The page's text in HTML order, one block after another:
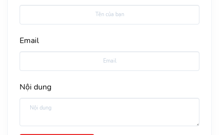
Email
Nội dung